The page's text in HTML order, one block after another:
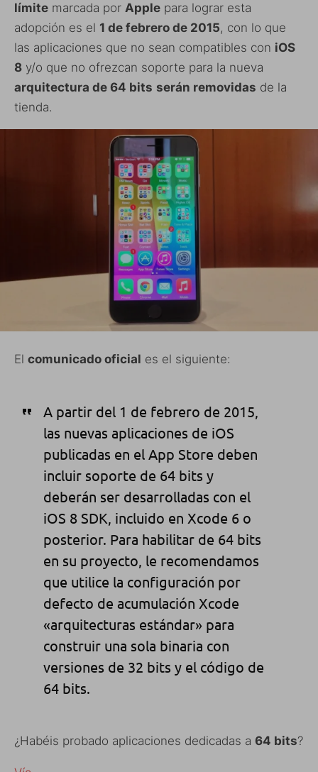
límite marcada por Apple para lograr esta
adopción es el 1 de febrero de 2015, con lo que
las aplicaciones que no sean compatibles con iOS
8 y/o que no ofrezcan soporte para la nueva
arquitectura de 64 bits serán removidas de la
tienda.
El comunicado oficial es el siguiente:
A partir del 1 de febrero de 2015,
las nuevas aplicaciones de iOS
publicadas en el App Store deben
incluir soporte de 64 bits y
deberán ser desarrolladas con el
iOS 8 SDK, incluido en Xcode 6 o
posterior. Para habilitar de 64 bits
en su proyecto, le recomendamos
que utilice la configuración por
defecto de acumulación Xcode
«arquitecturas estándar» para
construir una sola binaria con
versiones de 32 bits y el código de
64 bits.
¿Habéis probado aplicaciones dedicadas a 64 bits?